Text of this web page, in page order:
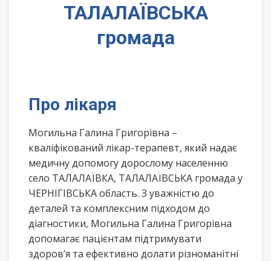
ТАЛАЛАЇВСЬКА
громада
Про лікаря
Могильна Галина Григорівна –
кваліфікований лікар-терапевт, який надає
медичну допомогу дорослому населенню
село ТАЛАЛАЇВКА, ТАЛАЛАЇВСЬКА громада у
ЧЕРНІГІВСЬКА область. З уважністю до
деталей та комплексним підходом до
діагностики, Могильна Галина Григорівна
допомагає пацієнтам підтримувати
здоров’я та ефективно долати різноманітні